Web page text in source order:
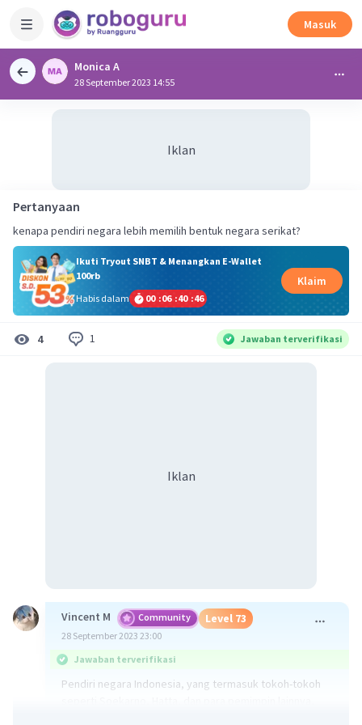
Masuk
Monica A
28 September 2023 14:55
Iklan
Pertanyaan
kenapa pendiri negara lebih memilih bentuk negara serikat?
Ikuti Tryout SNBT & Menangkan E-Wallet
100rb
Habis dalam
00 :06 :40 :45
Klaim
4 1 Jawaban terverifikasi
Iklan
Vincent M Community Level 73
28 September 2023 23:00
Jawaban terverifikasi
Pendiri negara Indonesia, yang termasuk tokoh-tokoh